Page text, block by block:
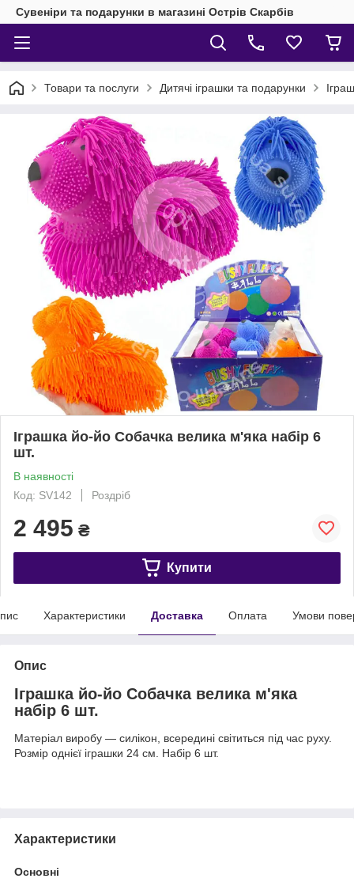
Сувеніри та подарунки в магазині Острів Скарбів
Товари та послуги Дитячі іграшки та подарунки
Іграшка йо-йо Собачка велика м'яка набір 6
шт.
В наявності
Код: SV142
Роздріб
2 495 ₴
Купити
Характеристики Доставка Оплата Умови
Опис
Іграшка йо-йо Собачка велика м'яка
набір 6 шт.
Матеріал виробу — силікон, всередині світиться під час руху.
Розмір однієї іграшки 24 см. Набір 6 шт.
Характеристики
Основні